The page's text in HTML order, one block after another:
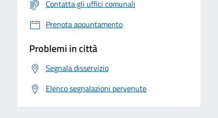
Contatta gli uffici comunali
Prenota appuntamento
Problemi in città
Segnala disservizio
Elenco segnalazioni pervenute